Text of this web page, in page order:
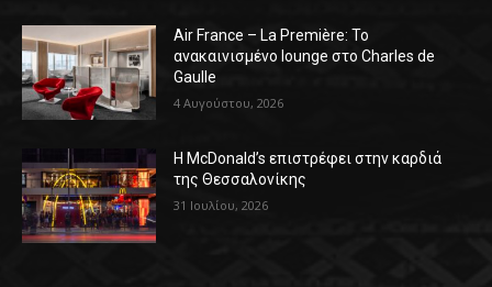
Air France – La Première: Το
ανακαινισμένο lounge στο Charles de
Gaulle
4 Αυγούστου, 2026
Η McDonald’s επιστρέφει στην καρδιά
της Θεσσαλονίκης
31 Ιουλίου, 2026